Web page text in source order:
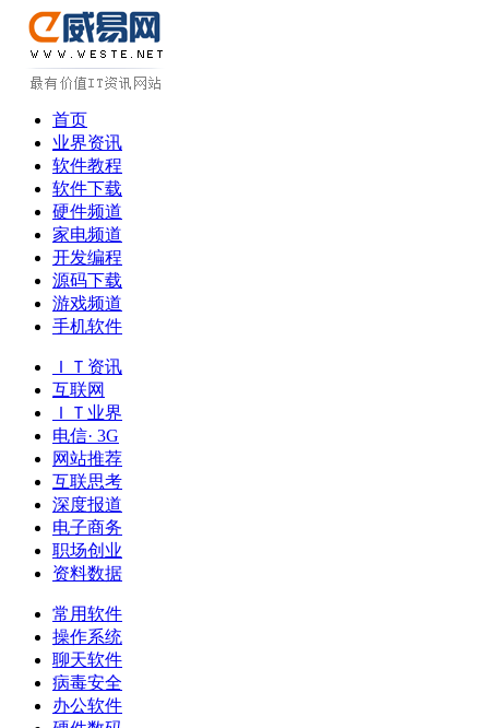
首页
业界资讯
软件教程
软件下载
硬件频道
家电频道
开发编程
源码下载
游戏频道
手机软件
ＩＴ资讯
互联网
ＩＴ业界
电信· 3G
网站推荐
互联思考
深度报道
电子商务
职场创业
资料数据
常用软件
操作系统
聊天软件
病毒安全
办公软件